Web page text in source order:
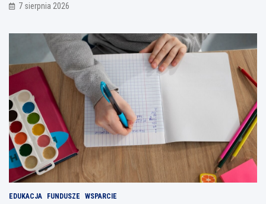
7 sierpnia 2026
EDUKACJA FUNDUSZE WSPARCIE